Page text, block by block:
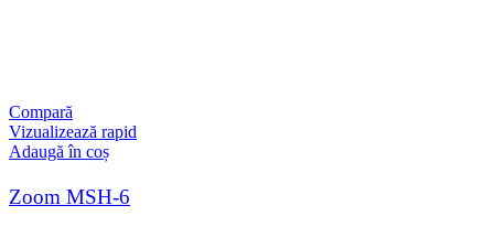
Compară
Vizualizează rapid
Adaugă în coș
Zoom MSH-6